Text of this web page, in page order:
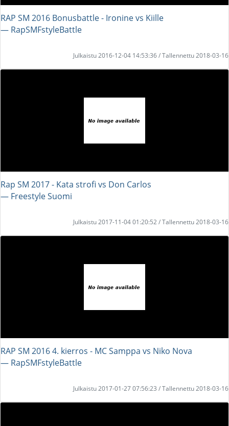
RAP SM 2016 Bonusbattle - Ironine vs Kiille
― RapSMFstyleBattle
Julkaistu 2016-12-04 14:53:36 / Tallennettu 2018-03-16
Rap SM 2017 - Kata strofi vs Don Carlos
― Freestyle Suomi
Julkaistu 2017-11-04 01:20:52 / Tallennettu 2018-03-16
RAP SM 2016 4. kierros - MC Samppa vs Niko Nova
― RapSMFstyleBattle
Julkaistu 2017-01-27 07:56:23 / Tallennettu 2018-03-16